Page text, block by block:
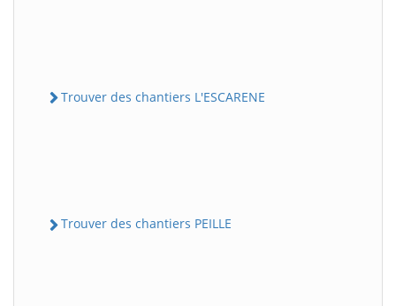
Trouver des chantiers L'ESCARENE
Trouver des chantiers PEILLE